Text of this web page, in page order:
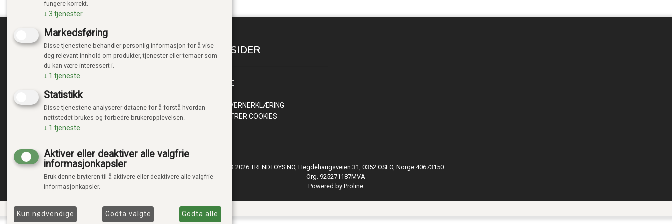
TRENDTOYS.NO
OM TRENDTOYS
GAVEKORT
MINE SIDER
NY KUNDE
PERSONVERNERKLÆRING
ADMINISTRER COOKIES
© 2026 TRENDTOYS NO, Hegdehaugsveien 31, 0352 OSLO, Norge 40673150
Org. 925271187MVA
Powered by Proline
fungere korrekt.
↓ 3 tjenester
Markedsføring
Disse tjenestene behandler personlig informasjon for å vise
deg relevant innhold om produkter, tjenester eller temaer som
du kan være interessert i.
↓ 1 tjeneste
Statistikk
Disse tjenestene analyserer dataene for å forstå hvordan
nettstedet brukes og forbedre brukeropplevelsen.
↓ 1 tjeneste
Aktiver eller deaktiver alle valgfrie
informasjonkapsler
Bruk denne bryteren til å aktivere eller deaktivere alle valgfrie
informasjonkapsler.
Kun nødvendige Godta valgte Godta alle